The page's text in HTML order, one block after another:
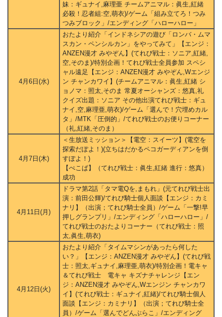
妹：ギュナイ,麻理亜 チームアニマル：眞生,紅緒
必殺！忍者組:空,萌衣)/ゲーム「組み立てろ！つみ
つみブロック」/エンディング「ハローハロー」
4月6日(水)
おたより紹介「インドネシアの遊び「ロンバ・ムマ
スカン・ペンシルカン」をやってみて」【エンジ：
ANZEN漫才 みやぞん】(てれび戦士：ソニア,紅緒,
空,そのま)/特別企画！てれび戦士全員参加 スペシ
ャル遠足【エンジ：ANZEN漫才 みやぞん,Wエンジ
ン チャンカワイ】(チームアニマル：眞生,紅緒 シ
ョノマ：照太,そのま 常夏オーシャンズ：悠真,礼
クイズ出題：ソニア その他出演てれび戦士：ギュ
ナイ,空,麻理亜,萌衣)/ゲーム「選んで！穴埋めカル
タ」/MTK「圧倒的」/てれび戦士のお便りコーナー
（礼,紅緒,そのま）
4月7日(木)
＜生放送ミッション＞【電空：スイーツ】(電空を
探索だぽよ！)(立ちはだかるペコガーディアンを倒
すぽよ！)
【ぺこぱ】（てれび戦士：眞生,紅緒 進行：悠真）
成功
4月11日(月)
ドラマ第2話「タマ電Qを,まもれ」(元てれび戦士出
演：前田公輝)/てれび騎士個人面談【エンジ：カミ
ナリ】（出演；てれび騎士全員）/ゲーム「一撃!早
押しグランプリ」/エンディング「ハローハロー」/
てれび戦士のおたよりコーナー（てれび戦士：照
太,眞生,萌衣)
4月12日(火)
おたより紹介「タイムマシンがあったら何した
い？」【エンジ：ANZEN漫才 みやぞん】(てれび戦
士：照太,ギュナイ,麻理亜,萌衣)/特別企画！電キャ
＆てれび戦士 電キャ キズナチャレンジ【エン
ジ：ANZEN漫才 みやぞん,Wエンジン チャンカワ
イ】(てれび戦士：ギュナイ,紅緒)/てれび騎士個人
面談【エンジ：カミナリ】（出演；てれび騎士全
員）/ゲーム「選んでどんぶらこ」/エンディング